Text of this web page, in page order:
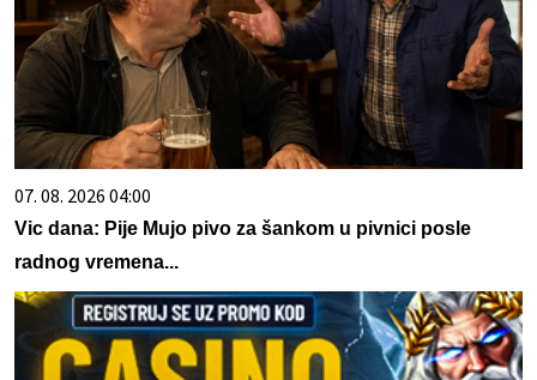
07. 08. 2026 04:00
Vic dana: Pije Mujo pivo za šankom u pivnici posle
radnog vremena...